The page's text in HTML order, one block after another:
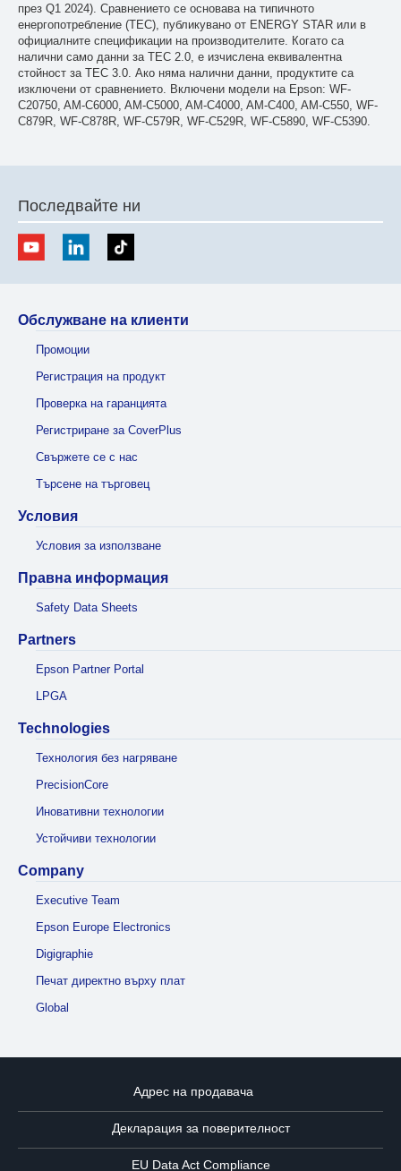
през Q1 2024). Сравнението се основава на типичното
енергопотребление (TEC), публикувано от ENERGY STAR или в
официалните спецификации на производителите. Когато са
налични само данни за TEC 2.0, е изчислена еквивалентна
стойност за TEC 3.0. Ако няма налични данни, продуктите са
изключени от сравнението. Включени модели на Epson: WF-
C20750, AM-C6000, AM-C5000, AM-C4000, AM-C400, AM-C550, WF-
C879R, WF-C878R, WF-C579R, WF-C529R, WF-C5890, WF-C5390.
Последвайте ни
Обслужване на клиенти
Промоции
Регистрация на продукт
Проверка на гаранцията
Регистриране за CoverPlus
Свържете се с нас
Търсене на търговец
Условия
Условия за използване
Правна информация
Safety Data Sheets
Partners
Epson Partner Portal
LPGA
Technologies
Технология без нагряване
PrecisionCore
Иновативни технологии
Устойчиви технологии
Company
Executive Team
Epson Europe Electronics
Digigraphie
Печат директно върху плат
Global
Адрес на продавача
Декларация за поверителност
EU Data Act Compliance